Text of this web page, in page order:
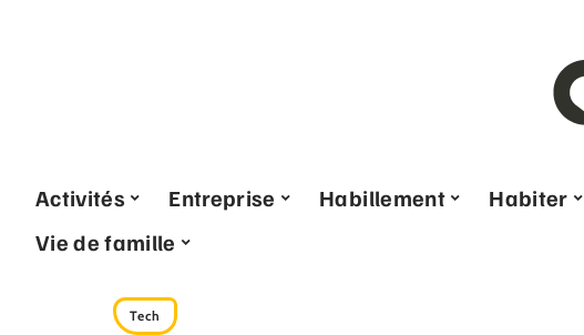
Activités Entreprise Habillement Habiter
Vie de famille
Tech